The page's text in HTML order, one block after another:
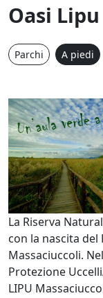
Oasi
Parchi A piedi
La Riserva
con la nascita del
Massaciuccoli.
Protezione
LIPU